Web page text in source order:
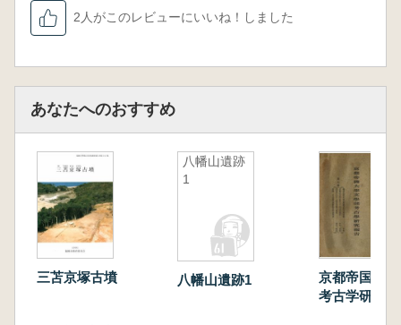
2人がこのレビューにいいね！しました
あなたへのおすすめ
三苫京塚古墳
八幡山遺跡
1
八幡山遺跡1
京都帝国大
考古学研究